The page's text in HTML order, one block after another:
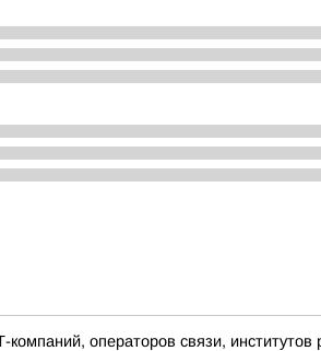
операторов связи, институтов